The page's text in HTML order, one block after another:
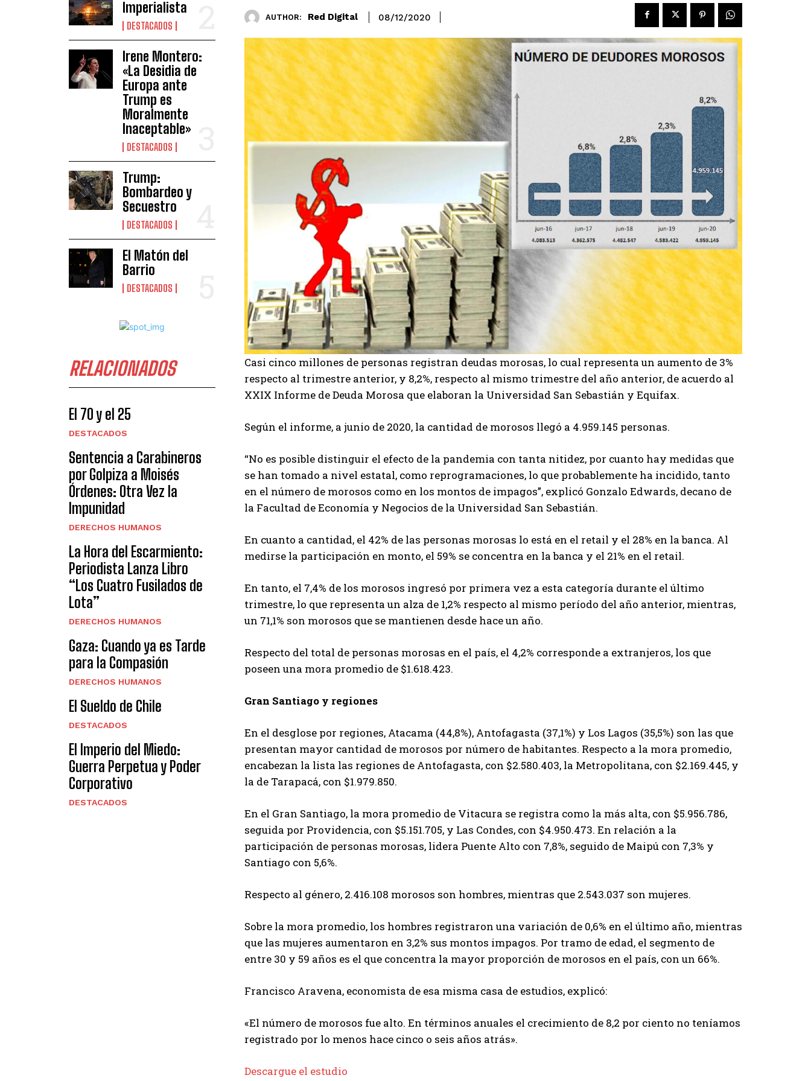
Imperialista
DESTACADOS
Irene Montero:
«La Desidia de
Europa ante
Trump es
Moralmente
Inaceptable»
DESTACADOS
Trump:
Bombardeo y
Secuestro
DESTACADOS
El Matón del
Barrio
DESTACADOS
RELACIONADOS
El 70 y el 25
DESTACADOS
Sentencia a Carabineros
por Golpiza a Moisés
Órdenes: Otra Vez la
Impunidad
DERECHOS HUMANOS
La Hora del Escarmiento:
Periodista Lanza Libro
“Los Cuatro Fusilados de
Lota”
DERECHOS HUMANOS
Gaza: Cuando ya es Tarde
para la Compasión
DERECHOS HUMANOS
El Sueldo de Chile
DESTACADOS
El Imperio del Miedo:
Guerra Perpetua y Poder
Corporativo
DESTACADOS
AUTHOR: Red Digital 08/12/2020
Casi cinco millones de personas registran deudas morosas, lo cual representa un aumento de 3%
respecto al trimestre anterior, y 8,2%, respecto al mismo trimestre del año anterior, de acuerdo al
XXIX Informe de Deuda Morosa que elaboran la Universidad San Sebastián y Equifax.
Según el informe, a junio de 2020, la cantidad de morosos llegó a 4.959.145 personas.
“No es posible distinguir el efecto de la pandemia con tanta nitidez, por cuanto hay medidas que
se han tomado a nivel estatal, como reprogramaciones, lo que probablemente ha incidido, tanto
en el número de morosos como en los montos de impagos”, explicó Gonzalo Edwards, decano de
la Facultad de Economía y Negocios de la Universidad San Sebastián.
En cuanto a cantidad, el 42% de las personas morosas lo está en el retail y el 28% en la banca. Al
medirse la participación en monto, el 59% se concentra en la banca y el 21% en el retail.
En tanto, el 7,4% de los morosos ingresó por primera vez a esta categoría durante el último
trimestre, lo que representa un alza de 1,2% respecto al mismo período del año anterior, mientras,
un 71,1% son morosos que se mantienen desde hace un año.
Respecto del total de personas morosas en el país, el 4,2% corresponde a extranjeros, los que
poseen una mora promedio de $1.618.423.
Gran Santiago y regiones
En el desglose por regiones, Atacama (44,8%), Antofagasta (37,1%) y Los Lagos (35,5%) son las que
presentan mayor cantidad de morosos por número de habitantes. Respecto a la mora promedio,
encabezan la lista las regiones de Antofagasta, con $2.580.403, la Metropolitana, con $2.169.445, y
la de Tarapacá, con $1.979.850.
En el Gran Santiago, la mora promedio de Vitacura se registra como la más alta, con $5.956.786,
seguida por Providencia, con $5.151.705, y Las Condes, con $4.950.473. En relación a la
participación de personas morosas, lidera Puente Alto con 7,8%, seguido de Maipú con 7,3% y
Santiago con 5,6%.
Respecto al género, 2.416.108 morosos son hombres, mientras que 2.543.037 son mujeres.
Sobre la mora promedio, los hombres registraron una variación de 0,6% en el último año, mientras
que las mujeres aumentaron en 3,2% sus montos impagos. Por tramo de edad, el segmento de
entre 30 y 59 años es el que concentra la mayor proporción de morosos en el país, con un 66%.
Francisco Aravena, economista de esa misma casa de estudios, explicó:
«El número de morosos fue alto. En términos anuales el crecimiento de 8,2 por ciento no teníamos
registrado por lo menos hace cinco o seis años atrás».
Descargue el estudio